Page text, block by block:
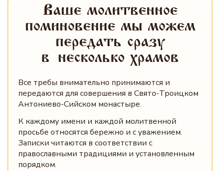
Ваше молитвенное
поминовение мы можем
передать сразу
в несколько храмов
Все требы внимательно принимаются и
передаются для совершения в Свято-Троицком
Антониево-Сийском монастыре.
К каждому имени и каждой молитвенной
просьбе относятся бережно и с уважением.
Записки читаются в соответствии с
православными традициями и установленным
порядком.